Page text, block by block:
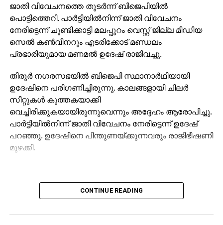
ജാതി വിവേചനത്തെ തുടര്‍ന്ന് ബിജെപിയില്‍
പൊട്ടിത്തെറി. പാര്‍ട്ടിയില്‍നിന്ന് ജാതി വിവേചനം
നേരിട്ടെന്ന് ചൂണ്ടിക്കാട്ടി മലപ്പുറം വെസ്റ്റ് ജില്ല മീഡിയ
സെല്‍ കണ്‍വീനറും എടരിക്കോട് മണ്ഡലം
പ്രഭാരിയുമായ മണമല്‍ ഉദേഷ് രാജിവച്ചു.
തിരൂര്‍ നഗരസഭയില്‍ ബിജെപി സ്ഥാനാര്‍ഥിയായി
ഉദേഷിനെ പരിഗണിച്ചിരുന്നു. കാലങ്ങളായി ചിലര്‍
സീറ്റുകള്‍ കുത്തകയാക്കി
വെച്ചിരിക്കുകയായിരുന്നുവെന്നും അദ്ദേഹം ആരോപിച്ചു.
പാര്‍ട്ടിയില്‍നിന്ന് ജാതി വിവേചനം നേരിട്ടെന്ന് ഉദേഷ്
പറഞ്ഞു. ഉദേഷിനെ പിന്തുണയ്ക്കുന്നവരും രാജിഭീഷണി
മുഴക്കി.
CONTINUE READING